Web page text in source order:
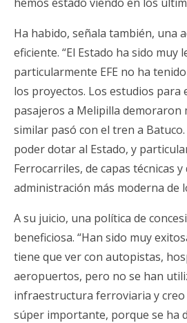
Ha habido, señala también, una
eficiente. “El Estado ha sido muy
particularmente EFE no ha
los proyectos. Los estudios para
pasajeros a Melipilla demoraron
similar pasó con el tren a
poder dotar al Estado, y
Ferrocarriles, de capas técnicas
administración más moderna de
A su juicio, una política de
beneficiosa. “Han sido muy
tiene que ver con autopistas,
aeropuertos, pero no se han
infraestructura ferroviaria y creo
súper importante, porque se ha